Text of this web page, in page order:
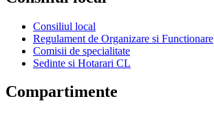
Consiliul local
Regulament de Organizare si Functionare
Comisii de specialitate
Sedinte si Hotarari CL
Compartimente